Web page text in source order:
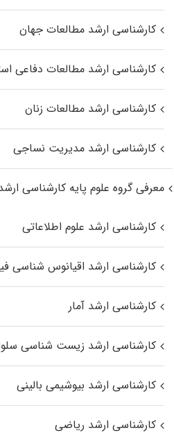
کارشناسی ارشد مطالعات جهان
کارشناسی ارشد مطالعات دفاعی
کارشناسی ارشد مطالعات زنان
کارشناسی ارشد مدیریت نساجی
معرفی گروه علوم پایه کارشناسی
کارشناسی ارشد علوم اطلاعاتی
کارشناسی ارشد اقیانوس‌ شناسی
کارشناسی ارشد آمار
کارشناسی ارشد زیست شناسی
کارشناسی ارشد بیوشیمی بالینی
کارشناسی ارشد ریاضی